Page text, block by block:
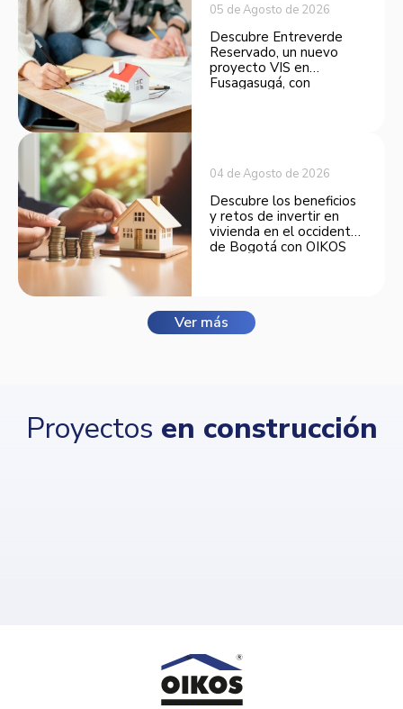
05 de Agosto de 2026
Descubre Entreverde
Reservado, un nuevo
proyecto VIS en
Fusagasugá, con
04 de Agosto de 2026
Descubre los beneficios
y retos de invertir en
vivienda en el occidente
de Bogotá con OIKOS
Ver más
Proyectos en construcción